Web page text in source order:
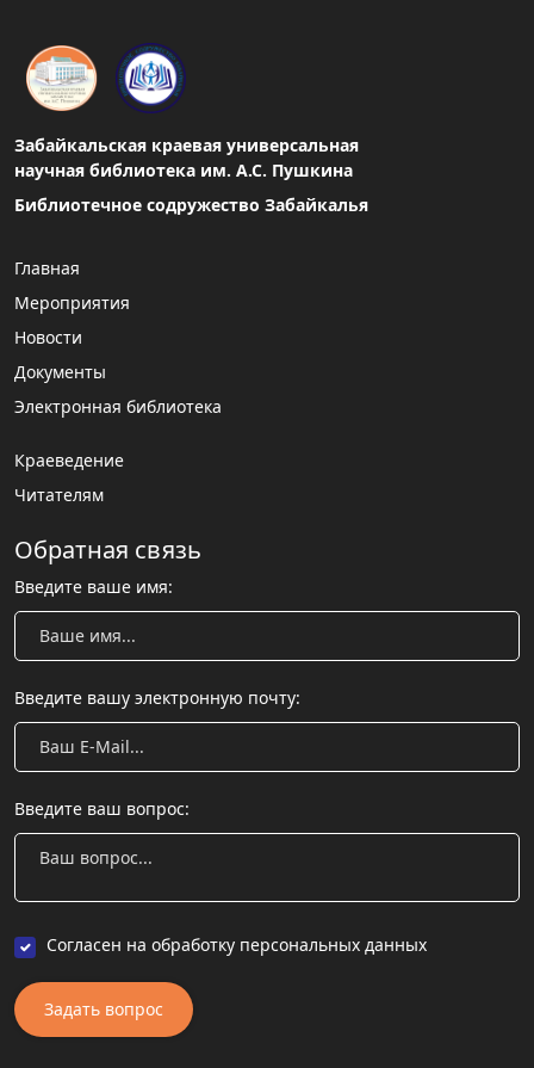
Забайкальская краевая универсальная
научная библиотека им. А.С. Пушкина
Библиотечное содружество Забайкалья
Главная
Мероприятия
Новости
Документы
Электронная библиотека
Краеведение
Читателям
Обратная связь
Введите ваше имя:
Введите вашу электронную почту:
Введите ваш вопрос:
Согласен на обработку персональных данных
Задать вопрос